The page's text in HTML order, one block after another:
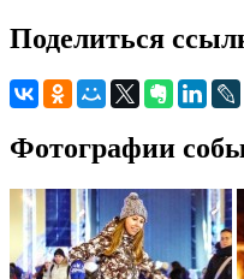
Поделиться
Фотографии